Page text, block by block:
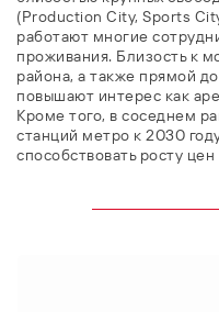
(Production City, Sports
работают многие
проживания. Близость к
района, а также прямой
повышают интерес как
Кроме того, в соседнем
станций метро к 2030
способствовать росту